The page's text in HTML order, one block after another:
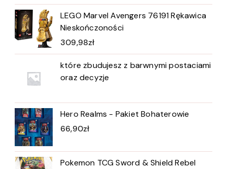
LEGO Marvel Avengers 76191 Rękawica
Nieskończoności
309,98zł
które zbudujesz z barwnymi postaciami
oraz decyzje
Hero Realms - Pakiet Bohaterowie
66,90zł
Pokemon TCG Sword & Shield Rebel